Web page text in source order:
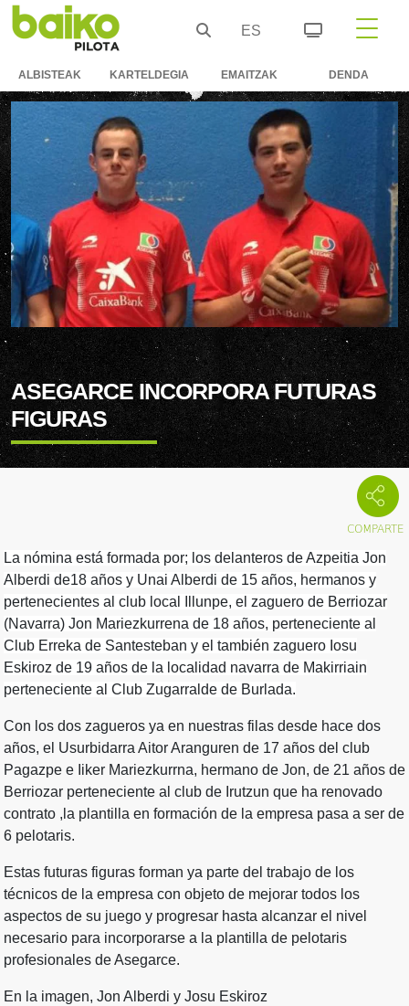
ES
ALBISTEAK KARTELDEGIA EMAITZAK DENDA
ASEGARCE INCORPORA FUTURAS
FIGURAS
La nómina está formada por; los delanteros de Azpeitia Jon
Alberdi de18 años y Unai Alberdi de 15 años, hermanos y
pertenecientes al club local Illunpe, el zaguero de Berriozar
(Navarra) Jon Mariezkurrena de 18 años, perteneciente al
Club Erreka de Santesteban y el también zaguero Iosu
Eskiroz de 19 años de la localidad navarra de Makirriain
perteneciente al Club Zugarralde de Burlada.
Con los dos zagueros ya en nuestras filas desde hace dos
años, el Usurbidarra Aitor Aranguren de 17 años del club
Pagazpe e Iiker Mariezkurrna, hermano de Jon, de 21 años de
Berriozar perteneciente al club de Irutzun que ha renovado
contrato ,la plantilla en formación de la empresa pasa a ser de
6 pelotaris.
Estas futuras figuras forman ya parte del trabajo de los
técnicos de la empresa con objeto de mejorar todos los
aspectos de su juego y progresar hasta alcanzar el nivel
necesario para incorporarse a la plantilla de pelotaris
profesionales de Asegarce.
En la imagen, Jon Alberdi y Josu Eskiroz